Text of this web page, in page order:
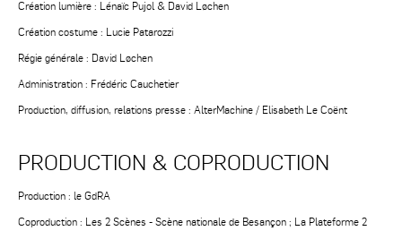
Création lumière : Lénaïc Pujol & David Løchen
Création costume : Lucie Patarozzi
Régie générale : David Løchen
Administration : Frédéric Cauchetier
Production, diffusion, relations presse : AlterMachine / Elisabeth Le Coënt
PRODUCTION & COPRODUCTION
Production : le GdRA
Coproduction : Les 2 Scènes - Scène nationale de Besançon ; La Plateforme 2